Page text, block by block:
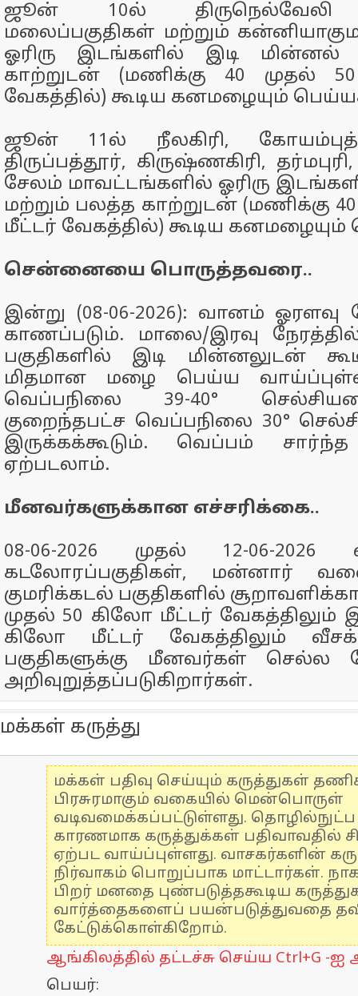
ஜூன் 10ல் திருநெல்வேலி
மலைப்பகுதிகள் மற்றும்
ஓரிரு இடங்களில் இடி மின்னல்
காற்றுடன் (மணிக்கு 40 முதல்
வேகத்தில்) கூடிய கனமழையும்
ஜூன் 11ல் நீலகிரி,
திருப்பத்தூர், கிருஷ்ணகிரி,
சேலம் மாவட்டங்களில் ஓரிரு
மற்றும் பலத்த காற்றுடன் (மணிக்கு
மீட்டர் வேகத்தில்) கூடிய கனமழையும்
சென்னையை பொருத்தவரை..
இன்று (08-06-2026): வானம் ஓரளவு
காணப்படும். மாலை/இரவு
பகுதிகளில் இடி மின்னலுடன்
மிதமான மழை பெய்ய
வெப்பநிலை 39-40°
குறைந்தபட்ச வெப்பநிலை 30°
இருக்கக்கூடும். வெப்பம்
ஏற்படலாம்.
மீனவர்களுக்கான எச்சரிக்கை..
08-06-2026 முதல் 12-06-
கடலோரப்பகுதிகள், மன்னார்
குமரிக்கடல் பகுதிகளில்
முதல் 50 கிலோ மீட்டர் வேகத்திலும்
கிலோ மீட்டர் வேகத்திலும்
பகுதிகளுக்கு மீனவர்கள் செல்ல
அறிவுறுத்தப்படுகிறார்கள்.
மக்கள் கருத்து
மக்கள் பதிவு செய்யும் கருத்துகள்
பிரசுரமாகும் வகையில் மென்பொருள்
வடிவமைக்கப்பட்டுள்ளது.
காரணமாக கருத்துக்கள் பதிவாவதில்
ஏற்பட வாய்ப்புள்ளது. வாசகர்களின்
நிர்வாகம் பொறுப்பாக மாட்டார்கள்.
பிறர் மனதை புண்படுத்தகூடிய
வார்த்தைகளைப் பயன்படுத்துவதை
கேட்டுக்கொள்கிறோம்.
ஆங்கிலத்தில் தட்டச்சு செய்ய Ctrl+G -ஐ
பெயர்: